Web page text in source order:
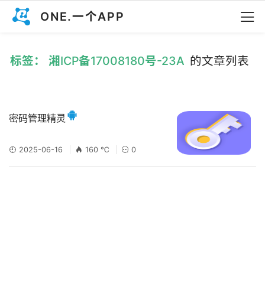
ONE.一个APP
标签： 湘ICP备17008180号-23A 的文章列表
密码管理精灵
2025-06-16 160 ℃ 0